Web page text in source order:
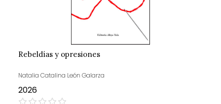
Rebeldías y opresiones
Natalia Catalina León Galarza
2026